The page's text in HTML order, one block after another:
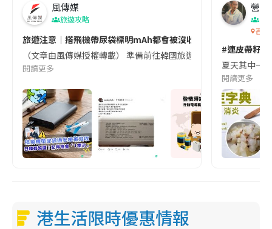
風傳媒
旅遊攻略
旅遊注意｜搭飛機帶尿袋標明mAh都會被沒收😱出發前切記檢查
（文章由風傳媒授權轉載） 準備前往韓國旅遊的民眾，近期要
閱讀更多
營養
香港
#連皮帶籽
夏天其中一
閱讀更多
港生活限時優惠情報